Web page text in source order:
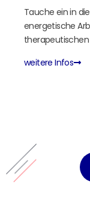
Tauche ein in
energetische
therapeutischen
weitere Infos